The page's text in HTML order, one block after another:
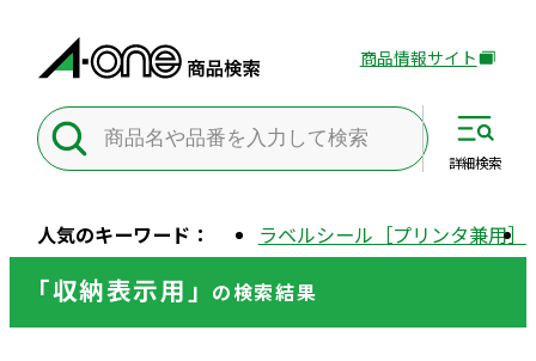
外
サ
別
ン
商品情報サイト
人気のキーワード： ラベルシール［プリンタ兼用］
詳細検索
「収納表示用」 の検索結果